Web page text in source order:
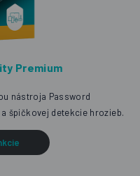
Premium
nástroja Password
špičkovej detekcie hrozieb.